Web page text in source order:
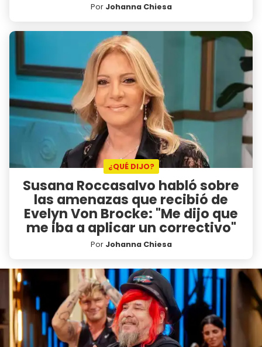
Por Johanna Chiesa
¿QUÉ DIJO?
Susana Roccasalvo habló sobre
las amenazas que recibió de
Evelyn Von Brocke: "Me dijo que
me iba a aplicar un correctivo"
Por Johanna Chiesa